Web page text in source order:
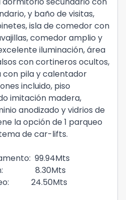
y baño de visitas,
isla de comedor con
comedor amplio y
iluminación, área
con cortineros ocultos,
pila y calentador
incluido, piso
imitación madera,
anodizado y vidrios de
la opción de 1 parqueo
de car-lifts.
99.94Mts
8.30Mts
24.50Mts